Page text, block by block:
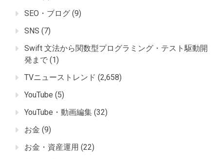
SEO・ブログ (9)
SNS (7)
Swift 文法から関数型プログラミング・テスト駆動開
発まで (1)
TVニューストレンド (2,658)
YouTube (5)
YouTube・動画編集 (32)
お金 (9)
お金・資産運用 (22)